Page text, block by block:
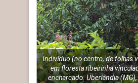
Indivíduo (no centro, de folhas
em floresta ribeirinha
encharcado. Uberlândia